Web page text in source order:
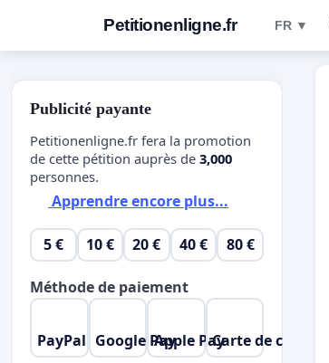
Petitionenligne.fr FR ▼
Publicité payante
Petitionenligne.fr fera la promotion
de cette pétition auprès de 3,000
personnes.
Apprendre encore plus...
5 € 10 € 20 € 40 € 80 €
Méthode de paiement
PayPal Google PayApple PayCarte de crédit